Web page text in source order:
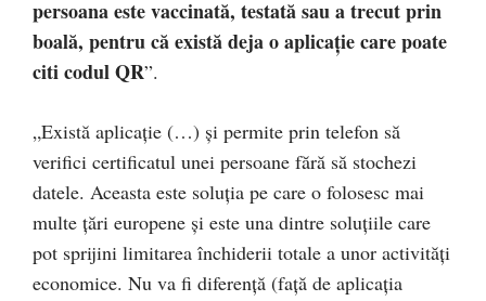
persoana este vaccinată, testată sau a trecut prin
boală, pentru că există deja o aplicație care poate
citi codul QR”.
„Există aplicație (…) și permite prin telefon să
verifici certificatul unei persoane fără să stochezi
datele. Aceasta este soluția pe care o folosesc mai
multe țări europene și este una dintre soluțiile care
pot sprijini limitarea închiderii totale a unor activități
economice. Nu va fi diferență (față de aplicația